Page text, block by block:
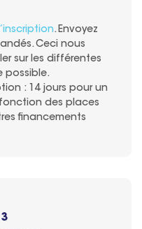
. Envoyez
Ceci nous
sur les différentes
possible.
: 14 jours pour un
fonction des places
financements